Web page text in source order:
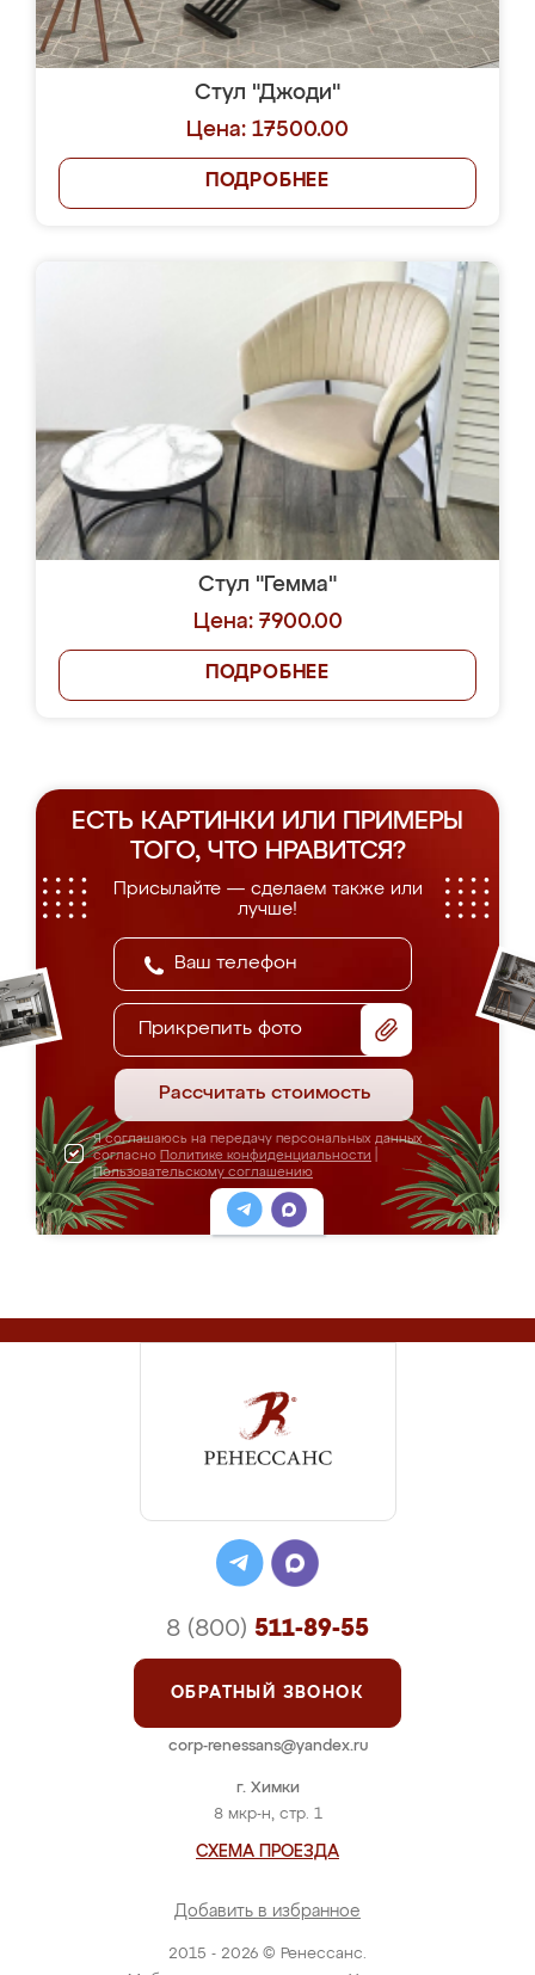
Стул "Джоди"
Цена: 17500.00
ПОДРОБНЕЕ
Стул "Гемма"
Цена: 7900.00
ПОДРОБНЕЕ
ЕСТЬ КАРТИНКИ ИЛИ ПРИМЕРЫ
ТОГО, ЧТО НРАВИТСЯ?
Присылайте — сделаем также или
лучше!
Прикрепить фото
Рассчитать стоимость
Я соглашаюсь на передачу персональных данных
согласно Политике конфиденциальности
Пользовательскому соглашению
2015 - 2026 © Ренессанс.
г. Химки
8 мкр-н, стр. 1
СХЕМА ПРОЕЗДА
Добавить в избранное
8 (800) 511-89-55
ОБРАТНЫЙ ЗВОНОК
corp-renessans@yandex.ru